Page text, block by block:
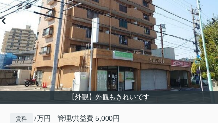
【外観】外観もきれいです
賃料 7万円 管理/共益費 5,000円